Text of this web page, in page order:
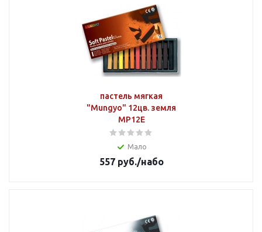
пастель мягкая
"Mungyo" 12цв. земля
MP12E
Мало
557руб./набо